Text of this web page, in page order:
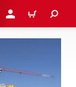
ZALOGUJ SIĘ LUB
KOSZYK